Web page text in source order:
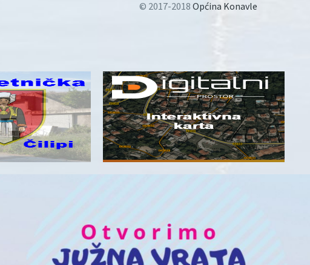
© 2017-2018 Općina Konavle